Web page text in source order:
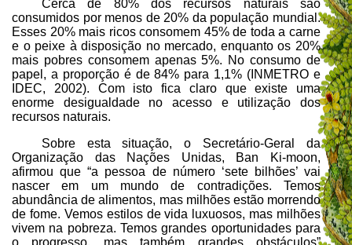
Cerca de 80% dos recursos naturais são
consumidos por menos de 20% da população mundial.
Esses 20% mais ricos consomem 45% de toda a carne
e o peixe à disposição no mercado, enquanto os 20%
mais pobres consomem apenas 5%. No consumo de
papel, a proporção é de 84% para 1,1% (INMETRO e
IDEC, 2002). Com isto fica claro que existe uma
enorme desigualdade no acesso e utilização dos
recursos naturais.
Sobre esta situação, o Secretário-Geral da
Organização das Nações Unidas, Ban Ki-moon,
afirmou que “a pessoa de número ‘sete bilhões’ vai
nascer em um mundo de contradições. Temos
abundância de alimentos, mas milhões estão morrendo
de fome. Vemos estilos de vida luxuosos, mas milhões
vivem na pobreza. Temos grandes oportunidades para
o progresso, mas também grandes obstáculos”